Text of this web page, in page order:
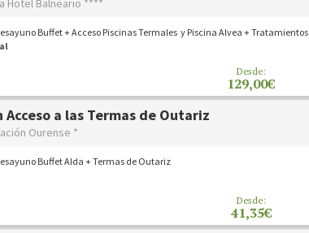
Hotel Balneario ****
Buffet + Acceso Piscinas Termales y Piscina Alvea + Tratamientos
Desde:
129,00€
a las Termas de Outariz
Ourense *
Buffet Alda + Termas de Outariz
Desde:
41,35€